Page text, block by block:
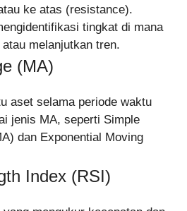
ke atas (resistance).
tingkat di mana
melanjutkan tren.
(MA)
aset selama periode waktu
jenis MA, seperti Simple
dan Exponential Moving
Index (RSI)